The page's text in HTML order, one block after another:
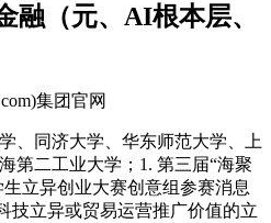
融（元、AI根本层、
集团官网
同济大学、华东师范大学、上
第二工业大学；1. 第三届“海聚
立异创业大赛创意组参赛消息
技立异或贸易运营推广价值的立